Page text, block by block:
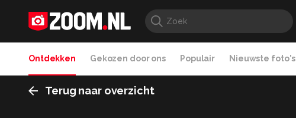
Ontdekken Gekozen door ons Populair Nieuwste foto's
Terug naar overzicht